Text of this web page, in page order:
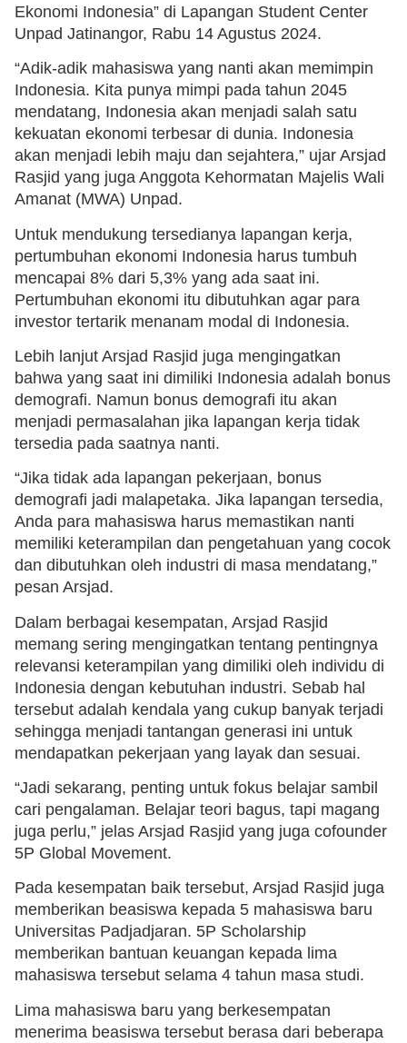
Ekonomi Indonesia” di Lapangan Student Center
Unpad Jatinangor, Rabu 14 Agustus 2024.
“Adik-adik mahasiswa yang nanti akan memimpin
Indonesia. Kita punya mimpi pada tahun 2045
mendatang, Indonesia akan menjadi salah satu
kekuatan ekonomi terbesar di dunia. Indonesia
akan menjadi lebih maju dan sejahtera,” ujar Arsjad
Rasjid yang juga Anggota Kehormatan Majelis Wali
Amanat (MWA) Unpad.
Untuk mendukung tersedianya lapangan kerja,
pertumbuhan ekonomi Indonesia harus tumbuh
mencapai 8% dari 5,3% yang ada saat ini.
Pertumbuhan ekonomi itu dibutuhkan agar para
investor tertarik menanam modal di Indonesia.
Lebih lanjut Arsjad Rasjid juga mengingatkan
bahwa yang saat ini dimiliki Indonesia adalah bonus
demografi. Namun bonus demografi itu akan
menjadi permasalahan jika lapangan kerja tidak
tersedia pada saatnya nanti.
“Jika tidak ada lapangan pekerjaan, bonus
demografi jadi malapetaka. Jika lapangan tersedia,
Anda para mahasiswa harus memastikan nanti
memiliki keterampilan dan pengetahuan yang cocok
dan dibutuhkan oleh industri di masa mendatang,”
pesan Arsjad.
Dalam berbagai kesempatan, Arsjad Rasjid
memang sering mengingatkan tentang pentingnya
relevansi keterampilan yang dimiliki oleh individu di
Indonesia dengan kebutuhan industri. Sebab hal
tersebut adalah kendala yang cukup banyak terjadi
sehingga menjadi tantangan generasi ini untuk
mendapatkan pekerjaan yang layak dan sesuai.
“Jadi sekarang, penting untuk fokus belajar sambil
cari pengalaman. Belajar teori bagus, tapi magang
juga perlu,” jelas Arsjad Rasjid yang juga cofounder
5P Global Movement.
Pada kesempatan baik tersebut, Arsjad Rasjid juga
memberikan beasiswa kepada 5 mahasiswa baru
Universitas Padjadjaran. 5P Scholarship
memberikan bantuan keuangan kepada lima
mahasiswa tersebut selama 4 tahun masa studi.
Lima mahasiswa baru yang berkesempatan
menerima beasiswa tersebut berasa dari beberapa